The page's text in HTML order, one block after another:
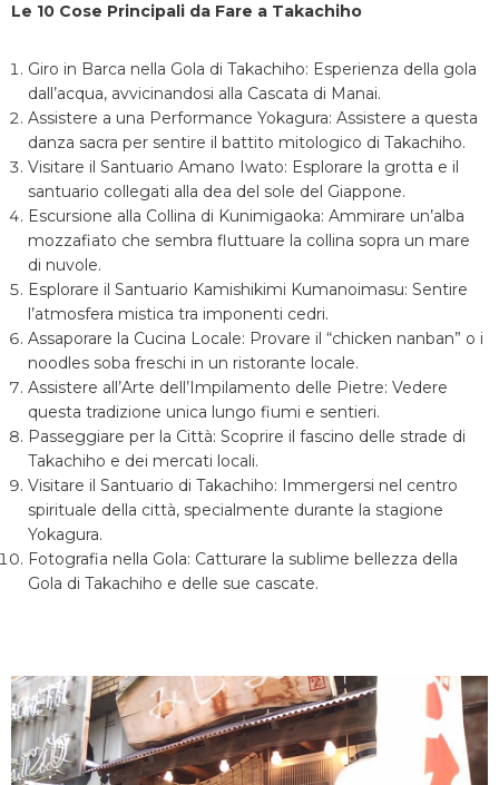
Le 10 Cose Principali da Fare a Takachiho
Giro in Barca nella Gola di Takachiho: Esperienza della gola
dall’acqua, avvicinandosi alla Cascata di Manai.
Assistere a una Performance Yokagura: Assistere a questa
danza sacra per sentire il battito mitologico di Takachiho.
Visitare il Santuario Amano Iwato: Esplorare la grotta e il
santuario collegati alla dea del sole del Giappone.
Escursione alla Collina di Kunimigaoka: Ammirare un’alba
mozzafiato che sembra fluttuare la collina sopra un mare
di nuvole.
Esplorare il Santuario Kamishikimi Kumanoimasu: Sentire
l’atmosfera mistica tra imponenti cedri.
Assaporare la Cucina Locale: Provare il “chicken nanban” o i
noodles soba freschi in un ristorante locale.
Assistere all’Arte dell’Impilamento delle Pietre: Vedere
questa tradizione unica lungo fiumi e sentieri.
Passeggiare per la Città: Scoprire il fascino delle strade di
Takachiho e dei mercati locali.
Visitare il Santuario di Takachiho: Immergersi nel centro
spirituale della città, specialmente durante la stagione
Yokagura.
Fotografia nella Gola: Catturare la sublime bellezza della
Gola di Takachiho e delle sue cascate.